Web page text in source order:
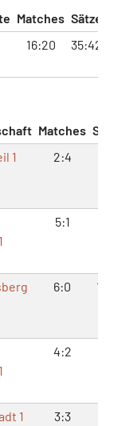
Matches Sätze
16:20 35:42
Matches
1 2:4
5:1
6:0
4:2
1 3:3